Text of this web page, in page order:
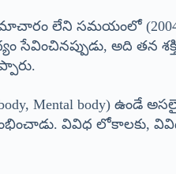
లేని సమయంలో
అది తన
Mental body) ఉండే
వివిధ లోకాలకు, వివిధ